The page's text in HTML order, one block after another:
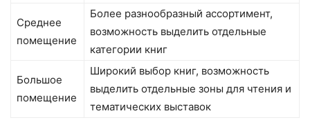
Среднее
помещение
Более разнообразный ассортимент,
возможность выделить отдельные
категории книг
Большое
помещение
Широкий выбор книг, возможность
выделить отдельные зоны для чтения и
тематических выставок